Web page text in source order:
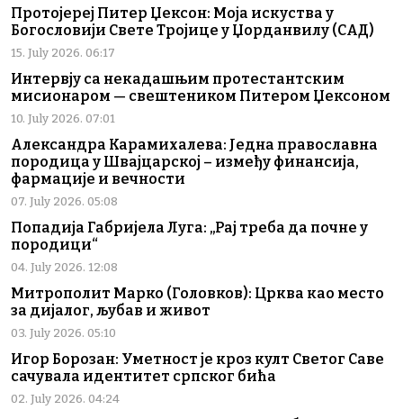
Протојереј Питер Џексон: Моја искуства у
Богословији Свете Тројице у Џорданвилу (САД)
15. July 2026. 06:17
Интервју са некадашњим протестантским
мисионаром — свештеником Питером Џексоном
10. July 2026. 07:01
Александра Карамихалева: Једна православна
породица у Швајцарској – између финансија,
фармације и вечности
07. July 2026. 05:08
Попадија Габријела Луга: „Рај треба да почне у
породици“
04. July 2026. 12:08
Митрополит Марко (Головков): Црква као место
за дијалог, љубав и живот
03. July 2026. 05:10
Игор Борозан: Уметност је кроз култ Светог Саве
сачувала идентитет српског бића
02. July 2026. 04:24